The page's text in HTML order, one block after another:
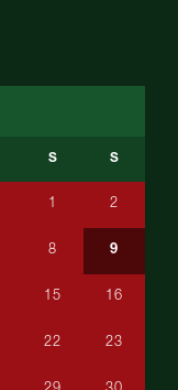
S S
1 2
8 9
15 16
22 23